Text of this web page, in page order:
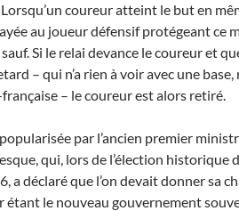
coureur atteint le but en
au joueur défensif protégeant ce
Si le relai devance le coureur et
– qui n’a rien à voir avec une base,
– le coureur est alors retiré.
popularisée par l’ancien premier
qui, lors de l’élection historique
a déclaré que l’on devait donner sa
étant le nouveau gouvernement